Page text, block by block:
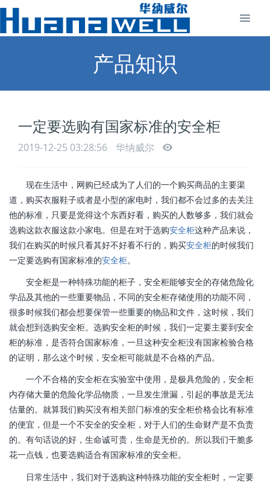
产品知识
一定要选购有国家标准的安全柜
2019-12-25 03:28:56 华纳威尔
现在生活中，网购已经成为了人们的一个购买商品的主要渠
道，购买衣服鞋子或者是小型的家电时，我们都不会过多的去关注
他的标准，只要是觉得这个东西好看，购买的人数够多，我们就会
选购这款衣服这款小家电。但是在对于选购安全柜这种产品来说，
我们在购买的时候只看其好不好看不行的，购买安全柜的时候我们
一定要选购有国家标准的安全柜。
安全柜是一种特殊功能的柜子，安全柜能够安全的存储危险化
学品及其他的一些重要物品，不同的安全柜存储使用的功能不同，
很多时候我们都会想要保管一些重要的物品和文件，这时候，我们
就会想到选购安全柜。选购安全柜的时候，我们一定要主要到安全
柜的标准，是否符合国家标准，一旦这种安全柜没有国家检验合格
的证明，那么这个时候，安全柜可能就是不合格的产品。
一个不合格的安全柜在实验室中使用，是极具危险的，安全柜
内存储大量的危险化学品物质，一旦发生泄漏，引起的事故是无法
估量的。就算我们购买没有相关部门标准的安全柜价格会比有标准
的便宜，但是一个不安全的安全柜，对于人们的生命财产是不负责
的。有句话说的好，生命诚可贵，生命是无价的。所以我们干脆多
花一点钱，也要选购适合有国家标准的安全柜。
日常生活中，我们对于选购这种特殊功能的安全柜时，一定要